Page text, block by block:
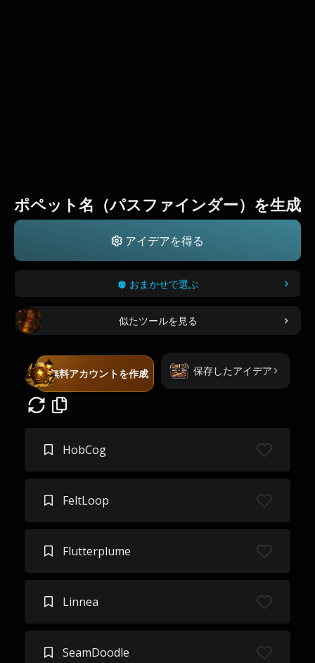
ポペット名（パスファインダー）を生成
アイデアを得る
おまかせで選ぶ
似たツールを見る
無料アカウントを作成 保存したアイデア
HobCog
FeltLoop
Flutterplume
Linnea
SeamDoodle